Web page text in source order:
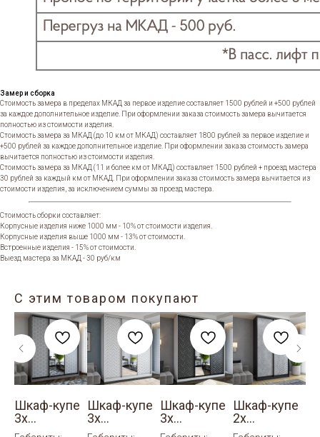
Замер и сборка
Стоимость замера в пределах МКАД за первое изделие составляет 1500 рублей и +500 рублей
за каждое дополнительное изделие. При оформлении заказа стоимость замера вычитается
полностью из стоимости изделия.
Стоимость замера за МКАД (до 10 км от МКАД) составляет 1800 рублей за первое изделие и
+500 рублей за каждое дополнительное изделие. При оформлении заказа стоимость замера
вычитается полностью из стоимости изделия.
Стоимость замера за МКАД (11 и более км от МКАД) составляет 1500 рублей + проезд мастера
30 рублей за каждый км от МКАД. При оформлении заказа стоимость замера вычитается из
стоимости изделия, за исключением суммы за проезд мастера.
Стоимость сборки составляет:
Корпусные изделия ниже 1000 мм - 10% от стоимости изделия.
Корпусные изделия выше 1000 мм - 13% от стоимости.
Встроенные изделия - 15% от стоимости.
Выезд мастера за МКАД - 30 руб/км
С этим товаром покупают
Шкаф-купе
3х
створчатый
Шкаф-купе
3х
створчатый
Шкаф-купе
3х
створчатый
Шкаф-купе
2х
створчатый